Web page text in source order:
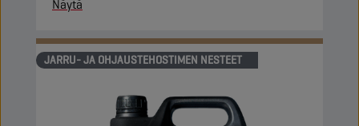
Näytä
JARRU- JA OHJAUSTEHOSTIMEN NESTEET